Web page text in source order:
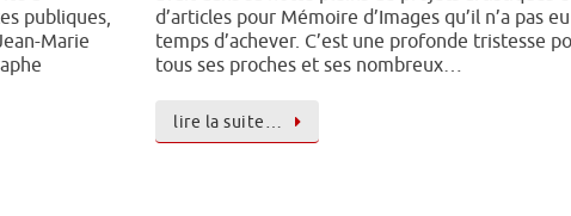
publiques,
Marie
d’articles pour Mémoire d’Images qu’il n’a pas
temps d’achever. C’est une profonde tristesse
tous ses proches et ses nombreux…
lire la suite…